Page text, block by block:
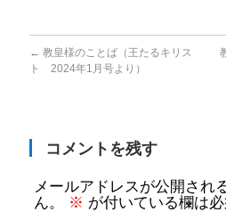
← 教皇様のことば（王たるキリス
ト 2024年1月号より）
コメントを残す
メールアドレスが公開され
ん。
※ が付いている欄は